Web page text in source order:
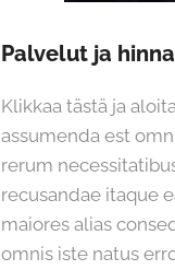
Palvelut ja
Klikkaa tästä ja
assumenda est
rerum
recusandae itaque
maiores alias
omnis iste natus